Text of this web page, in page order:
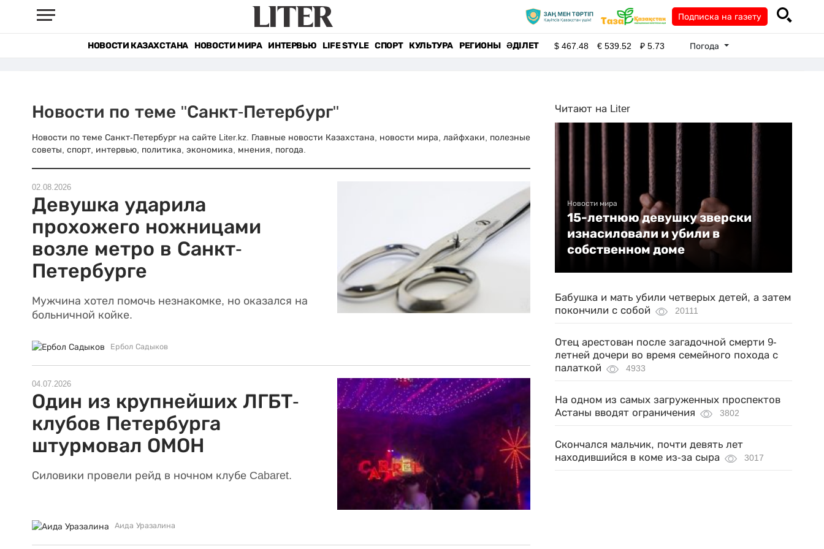
Подписка на газету
НОВОСТИ КАЗАХСТАНА НОВОСТИ МИРА ИНТЕРВЬЮ LIFE STYLE СПОРТ КУЛЬТУРА РЕГИОНЫ ӘДІЛЕТ $467.48 €539.52 ₽5.73 Погода
Новости по теме "Санкт-Петербург"
Новости по теме Санкт-Петербург на сайте Liter.kz. Главные новости Казахстана, новости мира, лайфхаки, полезные
советы, спорт, интервью, политика, экономика, мнения, погода.
02.08.2026
Девушка ударила
прохожего ножницами
возле метро в Санкт-
Петербурге
Мужчина хотел помочь незнакомке, но оказался на
больничной койке.
Ербол Садыков
04.07.2026
Один из крупнейших ЛГБТ-
клубов Петербурга
штурмовал ОМОН
Силовики провели рейд в ночном клубе Cabaret.
Аида Уразалина
Читают на Liter
Новости мира
15-летнюю девушку зверски
изнасиловали и убили в
собственном доме
Бабушка и мать убили четверых детей, а затем
покончили с собой
20111
Отец арестован после загадочной смерти 9-
летней дочери во время семейного похода с
палаткой
4933
На одном из самых загруженных проспектов
Астаны вводят ограничения
3802
Скончался мальчик, почти девять лет
находившийся в коме из-за сыра
3017